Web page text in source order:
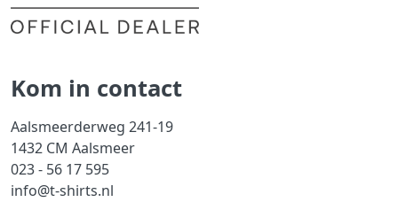
Kom in contact
Aalsmeerderweg 241-19
1432 CM Aalsmeer
023 - 56 17 595
info@t-shirts.nl